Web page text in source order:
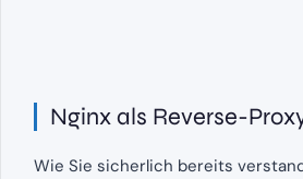
Nginx als Reverse-
Wie Sie sicherlich bereits